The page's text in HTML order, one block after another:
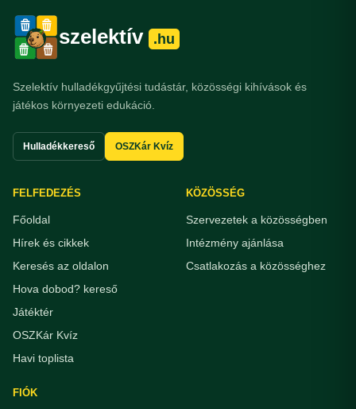
szelektív .hu
Szelektív hulladékgyűjtési tudástár, közösségi kihívások és
játékos környezeti edukáció.
Hulladékkereső OSZKár Kvíz
FELFEDEZÉS
Főoldal
Hírek és cikkek
Keresés az oldalon
Hova dobod? kereső
Játéktér
OSZKár Kvíz
Havi toplista
KÖZÖSSÉG
Szervezetek a közösségben
Intézmény ajánlása
Csatlakozás a közösséghez
FIÓK